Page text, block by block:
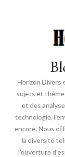
Horizon Divers
sujets et
et des
technologie,
encore. Nous
la diversité
l'ouverture